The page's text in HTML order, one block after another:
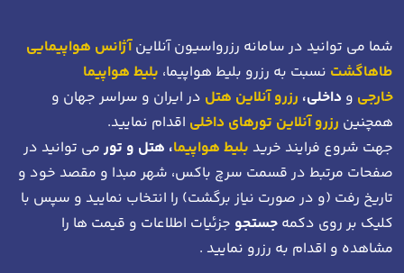
شما می توانید در سامانه رزرواسیون آنلاینآژانس هواپیمایی
طاهاگشت نسبت به رزرو بلیط هواپیما، بلیط هواپیما
خارجی و داخلی، رزرو آنلاین هتل در ایران و سراسر جهان و
همچنین رزرو آنلاین تورهای داخلی اقدام نمایید.
جهت شروع فرایند خرید بلیط هواپیما، هتل و تورمی توانید در
صفحات مرتبط در قسمت سرچ باکس، شهر مبدا و مقصد خود و
تاریخ رفت (و در صورت نیاز برگشت) را انتخاب نمایید و سپس با
کلیک بر روی دکمه جستجو جزئیات اطلاعات و قیمت ها را
مشاهده و اقدام به رزرو نمایید .